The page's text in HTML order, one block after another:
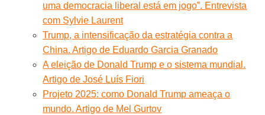
uma democracia liberal está em jogo”. Entrevista
com Sylvie Laurent
Trump, a intensificação da estratégia contra a
China. Artigo de Eduardo Garcia Granado
A eleição de Donald Trump e o sistema mundial.
Artigo de José Luís Fiori
Projeto 2025: como Donald Trump ameaça o
mundo. Artigo de Mel Gurtov